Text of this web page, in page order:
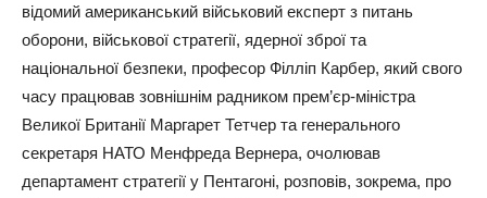
відомий американський військовий експерт з питань
оборони, військової стратегії, ядерної зброї та
національної безпеки, професор Філліп Карбер, який свого
часу працював зовнішнім радником прем’єр-міністра
Великої Британії Маргарет Тетчер та генерального
секретаря НАТО Менфреда Вернера, очолював
департамент стратегії у Пентагоні, розповів, зокрема, про